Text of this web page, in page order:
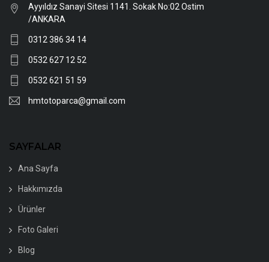
Ayyıldız Sanayi Sitesi 1141. Sokak No:02 Ostim
/ANKARA
0312 386 34 14
0532 627 12 52
0532 621 51 59
hmtotoparca@gmail.com
SAYFALAR
Ana Sayfa
Hakkımızda
Ürünler
Foto Galeri
Blog